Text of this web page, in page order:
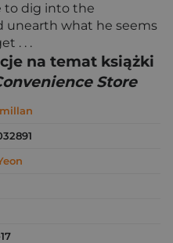
to dig into the
unearth what he seems
. . .
na temat książki
Store